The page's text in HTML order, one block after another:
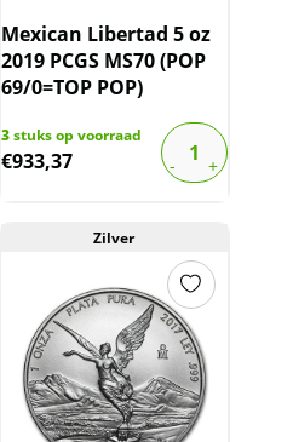
Mexican Libertad 5 oz
2019 PCGS MS70 (POP
69/0=TOP POP)
3stuks op voorraad
€933,37
Zilver